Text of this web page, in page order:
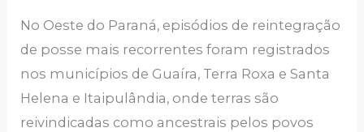
No Oeste do Paraná, episódios de reintegração
de posse mais recorrentes foram registrados
nos municípios de Guaíra, Terra Roxa e Santa
Helena e Itaipulândia, onde terras são
reivindicadas como ancestrais pelos povos